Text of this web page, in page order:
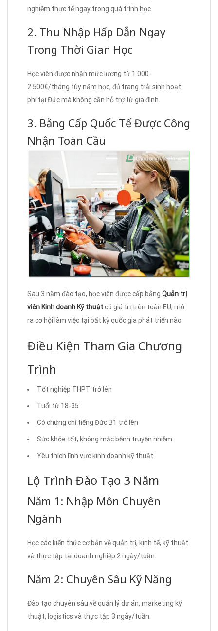
nghiệm thực tế ngay trong quá trình học.
2. Thu Nhập Hấp Dẫn Ngay
Trong Thời Gian Học
Học viên được nhận mức lương từ 1.000-
2.500€/tháng tùy năm học, đủ trang trải sinh hoạt
phí tại Đức mà không cần hỗ trợ từ gia đình.
3. Bằng Cấp Quốc Tế Được Công
Nhận Toàn Cầu
Sau 3 năm đào tạo, học viên được cấp bằng Quản trị
viên Kinh doanh Kỹ thuậtcó giá trị trên toàn EU, mở
ra cơ hội làm việc tại bất kỳ quốc gia phát triển nào.
Điều Kiện Tham Gia Chương
Trình
Tốt nghiệp THPT trở lên
Tuổi từ 18-35
Có chứng chỉ tiếng Đức B1 trở lên
Sức khỏe tốt, không mắc bệnh truyền nhiễm
Yêu thích lĩnh vực kinh doanh kỹ thuật
Lộ Trình Đào Tạo 3 Năm
Năm 1: Nhập Môn Chuyên
Ngành
Học các kiến thức cơ bản về quản trị, kinh tế, kỹ thuật
và thực tập tại doanh nghiệp 2 ngày/tuần.
Năm 2: Chuyên Sâu Kỹ Năng
Đào tạo chuyên sâu về quản lý dự án, marketing kỹ
thuật, logistics và thực tập 3 ngày/tuần.